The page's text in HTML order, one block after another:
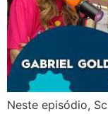
Neste episódio,